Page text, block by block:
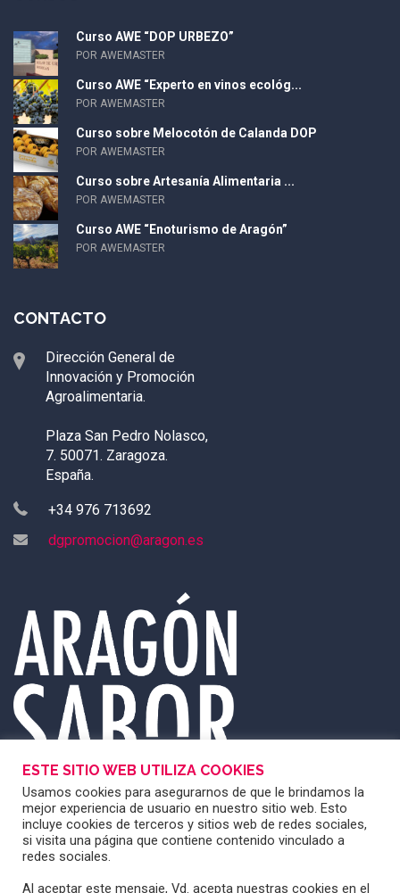
Curso AWE “DOP URBEZO”
POR AWEMASTER
Curso AWE “Experto en vinos ecológ...
POR AWEMASTER
Curso sobre Melocotón de Calanda DOP
POR AWEMASTER
Curso sobre Artesanía Alimentaria ...
POR AWEMASTER
Curso AWE “Enoturismo de Aragón”
POR AWEMASTER
CONTACTO
Dirección General de
Innovación y Promoción
Agroalimentaria.
Plaza San Pedro Nolasco,
7. 50071. Zaragoza.
España.
+34 976 713692
dgpromocion@aragon.es
ESTE SITIO WEB UTILIZA COOKIES
Usamos cookies para asegurarnos de que le brindamos la
mejor experiencia de usuario en nuestro sitio web. Esto
incluye cookies de terceros y sitios web de redes sociales,
si visita una página que contiene contenido vinculado a
redes sociales.
Al aceptar este mensaje, Vd. acepta nuestras cookies en el